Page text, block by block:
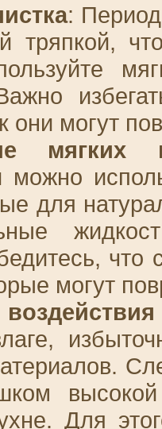
:
тряпкой,
они могут
можно
для
что
могут
Для